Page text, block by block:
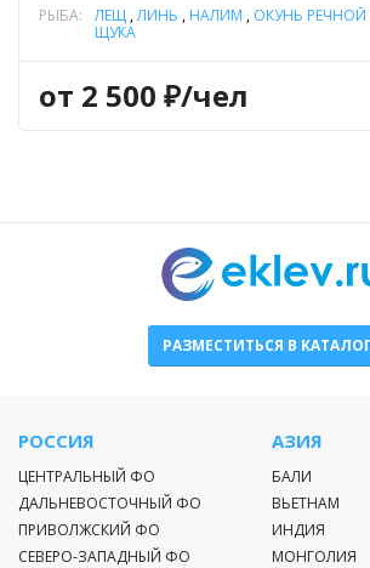
РЫБА:
ЛЕЩ ,ЛИНЬ , НАЛИМ , ОКУНЬ РЕЧНОЙ
ЩУКА
от 2 500 ₽/чел
РАЗМЕСТИТЬСЯ В
РОССИЯ
ЦЕНТРАЛЬНЫЙ ФО
ДАЛЬНЕВОСТОЧНЫЙ ФО
ПРИВОЛЖСКИЙ ФО
СЕВЕРО-ЗАПАДНЫЙ ФО
АЗИЯ
БАЛИ
ВЬЕТНАМ
ИНДИЯ
МОНГОЛИЯ